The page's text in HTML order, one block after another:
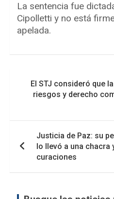
La sentencia fue
Cipolletti y no está
apelada.
entradas
El STJ consideró que
riesgos y derecho
Justicia de Paz: su
lo llevó a una
curaciones